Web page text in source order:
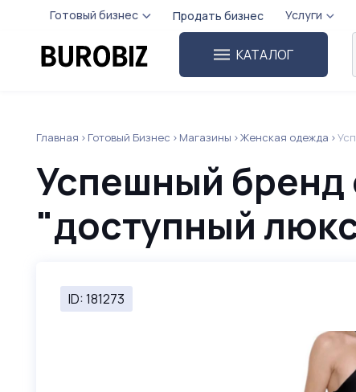
Готовый бизнес Продать бизнес Услуги
КАТАЛОГ
Главная Готовый Бизнес Магазины Женская одежда
Успешный бренд
"доступный
ID: 181273